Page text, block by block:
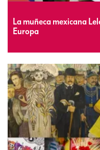
La muñeca mexicana
Europa